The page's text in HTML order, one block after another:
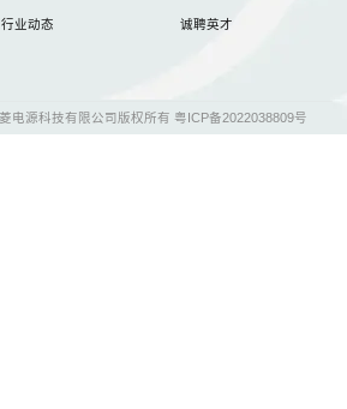
行业动态 诚聘英才
电源科技有限公司版权所有 粤ICP备2022038809号